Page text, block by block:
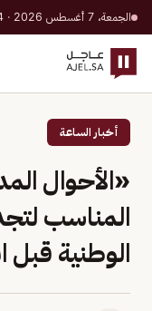
الجمعة، 7 أغسطس 2026 · 24 صفر 1448 هـ
أخبار الساعة
«الأحوال
المناسب
الوطنية قبل